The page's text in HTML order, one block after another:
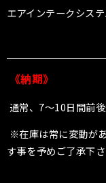
エアインテークシス
《納期》
通常、7〜10日間前
※在庫は常に変動が
す事を予めご了承下さ